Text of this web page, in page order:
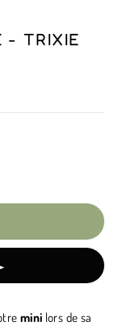
- TRIXIE
mini lors de sa